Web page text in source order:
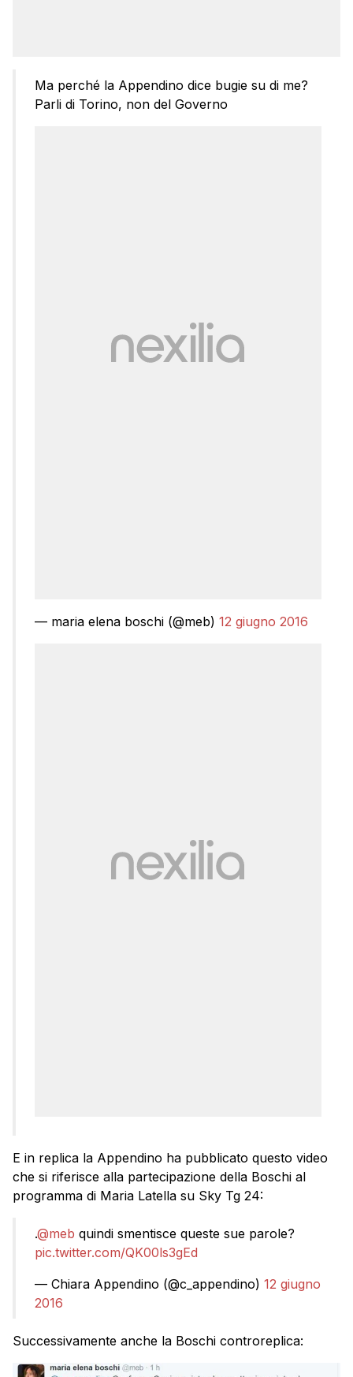
Ma perché la Appendino dice bugie su di me?
Parli di Torino, non del Governo
— maria elena boschi (@meb) 12 giugno 2016
E in replica la Appendino ha pubblicato questo video
che si riferisce alla partecipazione della Boschi al
programma di Maria Latella su Sky Tg 24:
.@meb quindi smentisce queste sue parole?
pic.twitter.com/QK00ls3gEd
— Chiara Appendino (@c_appendino) 12 giugno
2016
Successivamente anche la Boschi controreplica: